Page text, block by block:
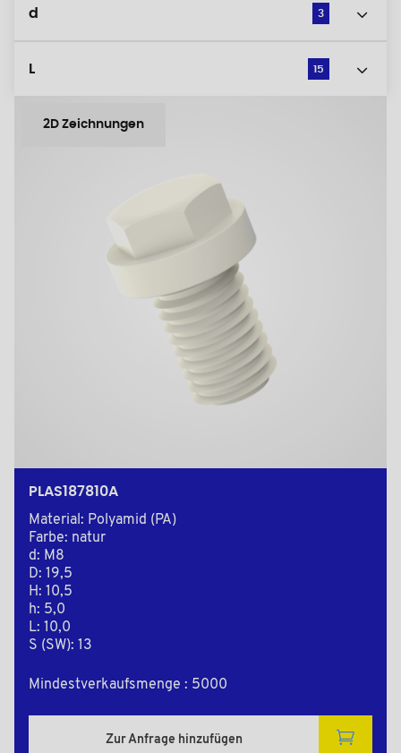
d 3
L 15
2D Zeichnungen
PLAS187810A
Material: Polyamid (PA)
Farbe: natur
d: M8
D: 19,5
H: 10,5
h: 5,0
L: 10,0
S (SW): 13
Mindestverkaufsmenge : 5000
Zur Anfrage hinzufügen